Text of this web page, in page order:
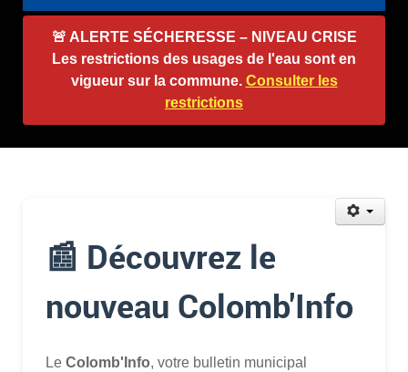
🚨 ALERTE SÉCHERESSE – NIVEAU CRISE
Les restrictions des usages de l'eau sont en
vigueur sur la commune. Consulter les
restrictions
📰 Découvrez le
nouveau Colomb'Info
Le Colomb'Info, votre bulletin municipal